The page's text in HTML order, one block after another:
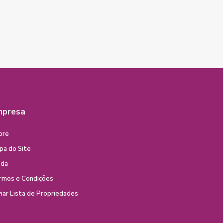
do Site
e Condições
Lista de Propriedades